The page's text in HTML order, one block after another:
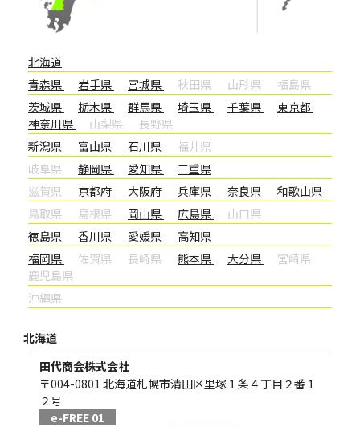
北海道
青森県
岩手県 宮城県 秋田県 山形県
福島県
茨城県
栃木県 群馬県 埼玉県 千葉県
東京都
神奈川県
山梨県
長野県
新潟県
富山県 石川県
福井県
岐阜県
静岡県 愛知県
三重県
滋賀県
京都府 大阪府 兵庫県 奈良県
和歌山県
鳥取県
島根県 岡山県 広島県
山口県
徳島県
香川県 愛媛県
高知県
福岡県
佐賀県 長崎県 熊本県 大分県
宮崎県
鹿児島県
沖縄県
北海道
田代商会株式会社
〒004-0801 北海道札幌市清田区里塚１条４丁目２番１
２号
e-FREE 01